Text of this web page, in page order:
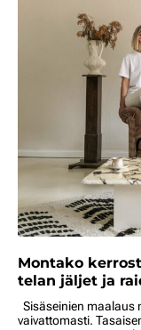
Montako
telan jäljet ja
Sisäseinien maalaus
vaivattomasti.